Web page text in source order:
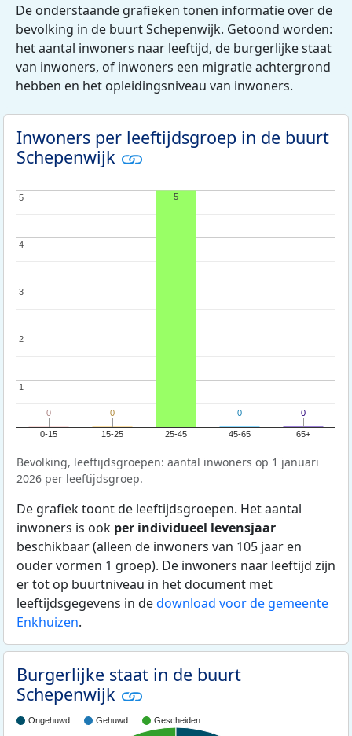
De onderstaande grafieken tonen informatie over de
bevolking in de buurt Schepenwijk. Getoond worden:
het aantal inwoners naar leeftijd, de burgerlijke staat
van inwoners, of inwoners een migratie achtergrond
hebben en het opleidingsniveau van inwoners.
Inwoners per leeftijdsgroep in de buurt
Schepenwijk
0-15 15-25 25-45 45-65 65+
11
2
2
3
3
4
4
5
5
0
0 0
0
5
0
0 0
0
Bevolking, leeftijdsgroepen: aantal inwoners op 1 januari
2026 per leeftijdsgroep.
De grafiek toont de leeftijdsgroepen. Het aantal
inwoners is ook per individueel levensjaar
beschikbaar (alleen de inwoners van 105 jaar en
ouder vormen 1 groep). De inwoners naar leeftijd zijn
er tot op buurtniveau in het document met
leeftijdsgegevens in dedownload voor de gemeente
Enkhuizen.
Burgerlijke staat in de buurt
Schepenwijk
Ongehuwd Gehuwd Gescheiden